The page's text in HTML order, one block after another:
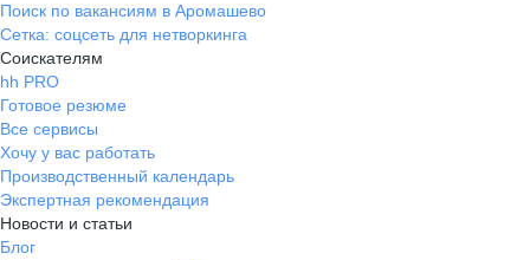
Поиск по вакансиям в Аромашево
Сетка: соцсеть для нетворкинга
Соискателям
hh PRO
Готовое резюме
Все сервисы
Хочу у вас работать
Производственный календарь
Экспертная рекомендация
Новости и статьи
Блог